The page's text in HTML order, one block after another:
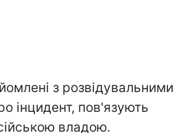
з розвідувальними
інцидент, пов'язують
владою.